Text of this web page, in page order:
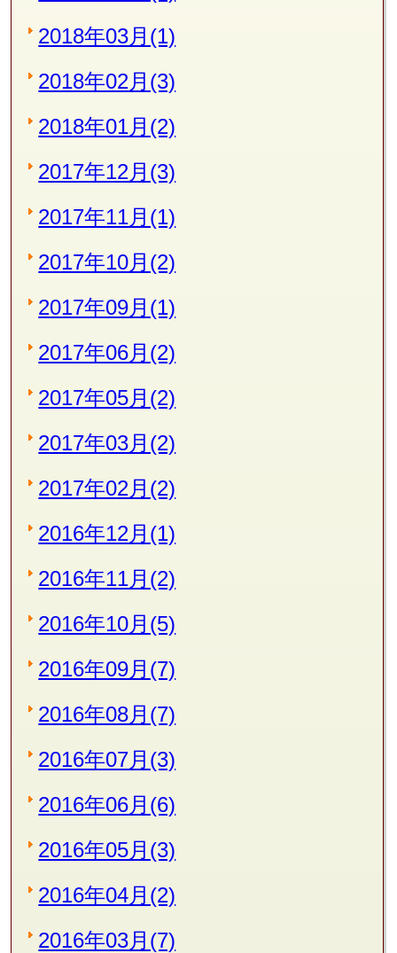
2018年03月(1)
2018年02月(3)
2018年01月(2)
2017年12月(3)
2017年11月(1)
2017年10月(2)
2017年09月(1)
2017年06月(2)
2017年05月(2)
2017年03月(2)
2017年02月(2)
2016年12月(1)
2016年11月(2)
2016年10月(5)
2016年09月(7)
2016年08月(7)
2016年07月(3)
2016年06月(6)
2016年05月(3)
2016年04月(2)
2016年03月(7)